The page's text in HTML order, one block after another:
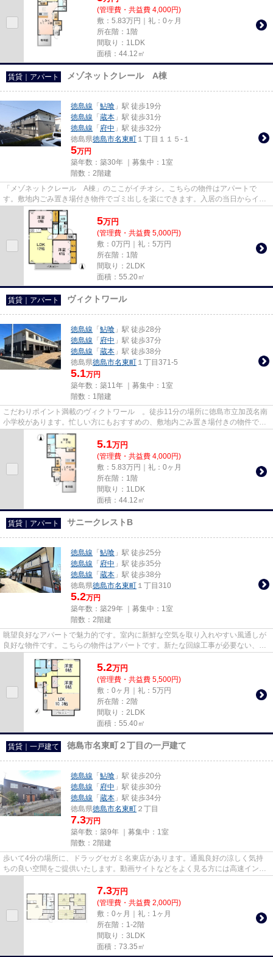
(管理費・共益費 4,000円)
敷：5.83万円｜礼：0ヶ月
所在階：1階
間取り：1LDK
面積：44.12㎡
賃貸｜アパート メゾネットクレール A棟
徳島線 「 鮎喰 」駅 徒歩19分
徳島線 「 蔵本 」駅 徒歩31分
徳島線 「 府中 」駅 徒歩32分
徳島県徳島市名東町 １丁目１１５-１
5万円
築年数：築30年 ｜募集中： 1室
階数：2階建
「メゾネットクレール A棟」のここがイチオシ。こちらの物件はアパートで
す。敷地内ごみ置き場付き物件でゴミ出しを楽にできます。入居の当日からイン
ターネットが使えます。NewStori...
5万円
(管理費・共益費 5,000円)
敷：0万円｜礼：5万円
所在階：1階
間取り：2LDK
面積：55.20㎡
賃貸｜アパート ヴィクトワール
徳島線 「 鮎喰 」駅 徒歩28分
徳島線 「 府中 」駅 徒歩37分
徳島線 「 蔵本 」駅 徒歩38分
徳島県徳島市名東町 １丁目371-5
5.1万円
築年数：築11年 ｜募集中： 1室
階数：1階建
こだわりポイント満載のヴィクトワール 。徒歩11分の場所に徳島市立加茂名南
小学校があります。忙しい方にもおすすめの、敷地内ごみ置き場付きの物件で
す。良好な眺望で癒されてみま...
5.1万円
(管理費・共益費 4,000円)
敷：5.83万円｜礼：0ヶ月
所在階：1階
間取り：1LDK
面積：44.12㎡
賃貸｜アパート サニークレストB
徳島線 「 鮎喰 」駅 徒歩25分
徳島線 「 府中 」駅 徒歩35分
徳島線 「 蔵本 」駅 徒歩38分
徳島県徳島市名東町 １丁目310
5.2万円
築年数：築29年 ｜募集中： 1室
階数：2階建
眺望良好なアパートで魅力的です。室内に新鮮な空気を取り入れやすい風通しが
良好な物件です。こちらの物件はアパートです。新たな回線工事が必要ない、経
5.2万円
(管理費・共益費 5,500円)
敷：0ヶ月｜礼：5万円
所在階：2階
間取り：2LDK
面積：55.40㎡
賃貸｜一戸建て 徳島市名東町２丁目の一戸建て
徳島線 「 鮎喰 」駅 徒歩20分
徳島線 「 府中 」駅 徒歩30分
徳島線 「 蔵本 」駅 徒歩34分
徳島県徳島市名東町 ２丁目
7.3万円
築年数：築9年 ｜募集中： 1室
階数：2階建
歩いて4分の場所に、ドラッグセガミ名東店があります。通風良好の涼しく気持
ちの良い空間をご提供いたします。動画サイトなどをよく見る方には高速インタ
7.3万円
(管理費・共益費 2,000円)
敷：0ヶ月｜礼：1ヶ月
所在階：1-2階
間取り：3LDK
面積：73.35㎡